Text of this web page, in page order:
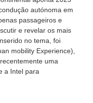
autónoma em
passageiros e
e revelar os mais
no tema, foi
mobility Experience),
uma
a Intel para